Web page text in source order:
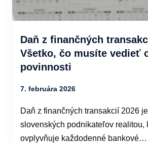
Daň z finančných
Všetko, čo musíte vedieť
povinnosti
7. februára 2026
Daň z finančných transakcií 2026
slovenských podnikateľov realitou,
ovplyvňuje každodenné bankové…